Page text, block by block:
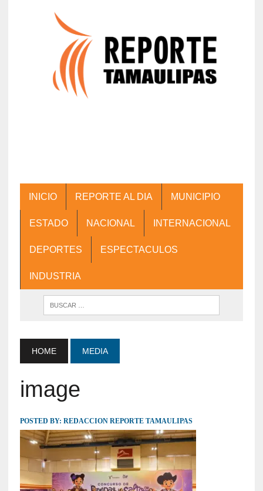
INICIO REPORTE AL DIA MUNICIPIO
ESTADO NACIONAL INTERNACIONAL
DEPORTES ESPECTACULOS
INDUSTRIA
HOME MEDIA
image
POSTED BY: REDACCION REPORTE TAMAULIPAS